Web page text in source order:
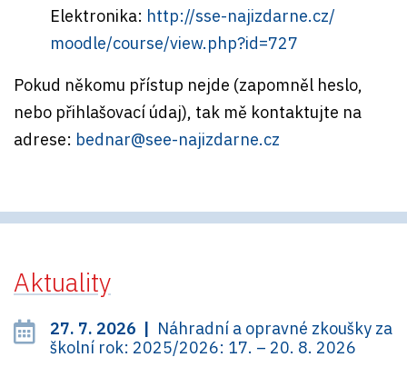
Elektronika: http://sse-najizdarne.cz/
moodle/course/view.php?id=727
Pokud někomu přístup nejde (zapomněl heslo,
nebo přihlašovací údaj), tak mě kontaktujte na
adrese: bednar@see-najizdarne.cz
Aktuality
27. 7. 2026 | Náhradní a opravné zkoušky za
školní rok: 2025/2026: 17. – 20. 8. 2026